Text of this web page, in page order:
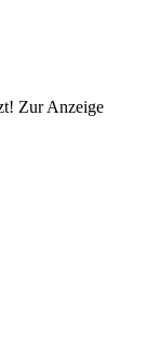
Zur Anzeige